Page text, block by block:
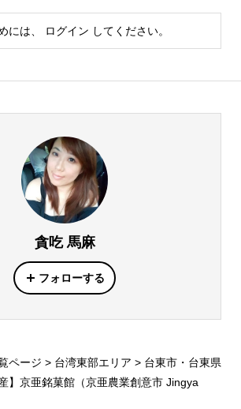
には、 ログイン してください。
貪吃 馬麻
フォローする
ページ > 台湾東部エリア > 台東市・台東県
】京亜銘菓館（京亜農業創意市 Jingya